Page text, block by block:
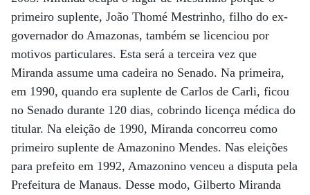
primeiro suplente, João Thomé Mestrinho, filho do ex-
governador do Amazonas, também se licenciou por
motivos particulares. Esta será a terceira vez que
Miranda assume uma cadeira no Senado. Na primeira,
em 1990, quando era suplente de Carlos de Carli, ficou
no Senado durante 120 dias, cobrindo licença médica do
titular. Na eleição de 1990, Miranda concorreu como
primeiro suplente de Amazonino Mendes. Nas eleições
para prefeito em 1992, Amazonino venceu a disputa pela
Prefeitura de Manaus. Desse modo, Gilberto Miranda